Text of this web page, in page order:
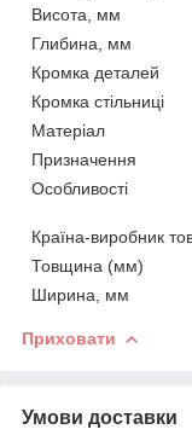
Висота, мм
Глибина, мм
Кромка деталей
Кромка стільниці
Матеріал
Призначення
Особливості
Країна-виробник
Товщина (мм)
Ширина, мм
Приховати
Умови доставки